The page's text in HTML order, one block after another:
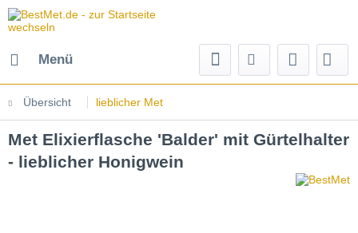
Menü
Übersicht lieblicher Met
Met Elixierflasche 'Balder' mit Gürtelhalter
- lieblicher Honigwein